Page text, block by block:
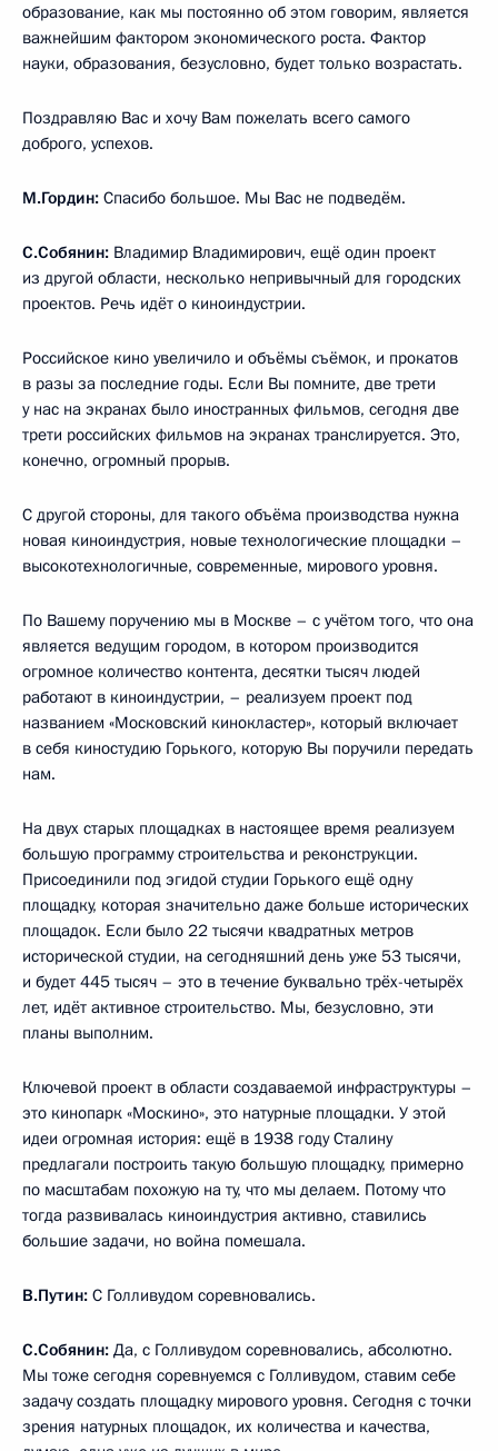
образование, как мы постоянно об этом говорим, является
важнейшим фактором экономического роста. Фактор
науки, образования, безусловно, будет только возрастать.
Поздравляю Вас и хочу Вам пожелать всего самого
доброго, успехов.
М.Гордин: Спасибо большое. Мы Вас не подведём.
С.Собянин: Владимир Владимирович, ещё один проект
из другой области, несколько непривычный для городских
проектов. Речь идёт о киноиндустрии.
Российское кино увеличило и объёмы съёмок, и прокатов
в разы за последние годы. Если Вы помните, две трети
у нас на экранах было иностранных фильмов, сегодня две
трети российских фильмов на экранах транслируется. Это,
конечно, огромный прорыв.
С другой стороны, для такого объёма производства нужна
новая киноиндустрия, новые технологические площадки –
высокотехнологичные, современные, мирового уровня.
По Вашему поручению мы в Москве – с учётом того, что она
является ведущим городом, в котором производится
огромное количество контента, десятки тысяч людей
работают в киноиндустрии, – реализуем проект под
названием «Московский кинокластер», который включает
в себя киностудию Горького, которую Вы поручили передать
нам.
На двух старых площадках в настоящее время реализуем
большую программу строительства и реконструкции.
Присоединили под эгидой студии Горького ещё одну
площадку, которая значительно даже больше исторических
площадок. Если было 22 тысячи квадратных метров
исторической студии, на сегодняшний день уже 53 тысячи,
и будет 445 тысяч – это в течение буквально трёх-четырёх
лет, идёт активное строительство. Мы, безусловно, эти
планы выполним.
Ключевой проект в области создаваемой инфраструктуры –
это кинопарк «Москино», это натурные площадки. У этой
идеи огромная история: ещё в 1938 году Сталину
предлагали построить такую большую площадку, примерно
по масштабам похожую на ту, что мы делаем. Потому что
тогда развивалась киноиндустрия активно, ставились
большие задачи, но война помешала.
В.Путин: С Голливудом соревновались.
С.Собянин: Да, с Голливудом соревновались, абсолютно.
Мы тоже сегодня соревнуемся с Голливудом, ставим себе
задачу создать площадку мирового уровня. Сегодня с точки
зрения натурных площадок, их количества и качества,